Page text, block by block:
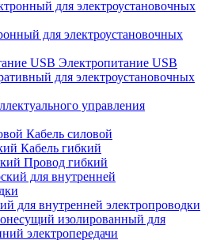
для электроустановочных
Электропитание USB
для электроустановочных
управления
Кабель силовой
Кабель гибкий
Провод гибкий
для внутренней электропроводки